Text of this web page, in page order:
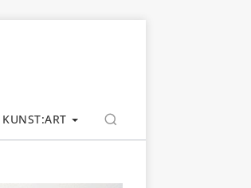
KUNST:ART